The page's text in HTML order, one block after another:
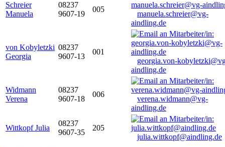
Schreier
Manuela
08237
9607-19
005
manuela.schreier@vg-
aindling.de
von Kobyletzki
Georgia
08237
9607-13
001
georgia.von-
aindling.de
Widmann
Verena
08237
9607-18
006
verena.widmann@vg-
aindling.de
Wittkopf Julia
08237
9607-35
205
julia.wittkopf@aindling.de